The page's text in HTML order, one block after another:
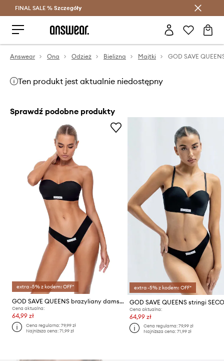
Oszczędzaj z Answear Club >
FINAL SALE % Szczegóły
Answear Ona Odzież Bielizna Majtki
Ten produkt jest aktualnie niedostępny
Sprawdź podobne produkty
extra -5% z kodem: OFF*
GOD SAVE QUEENS brazyliany damskie SECOND SKIN PANTY CHEEKY
Cena aktualna:
64,99 zł
Cena regularna:79,99 zł
Najniższa cena:71,99 zł
extra -5% z kodem: OFF*
Cena aktualna:
64,99 zł
Cena regularna: 79,99 zł
Najniższa cena: 71,99 zł